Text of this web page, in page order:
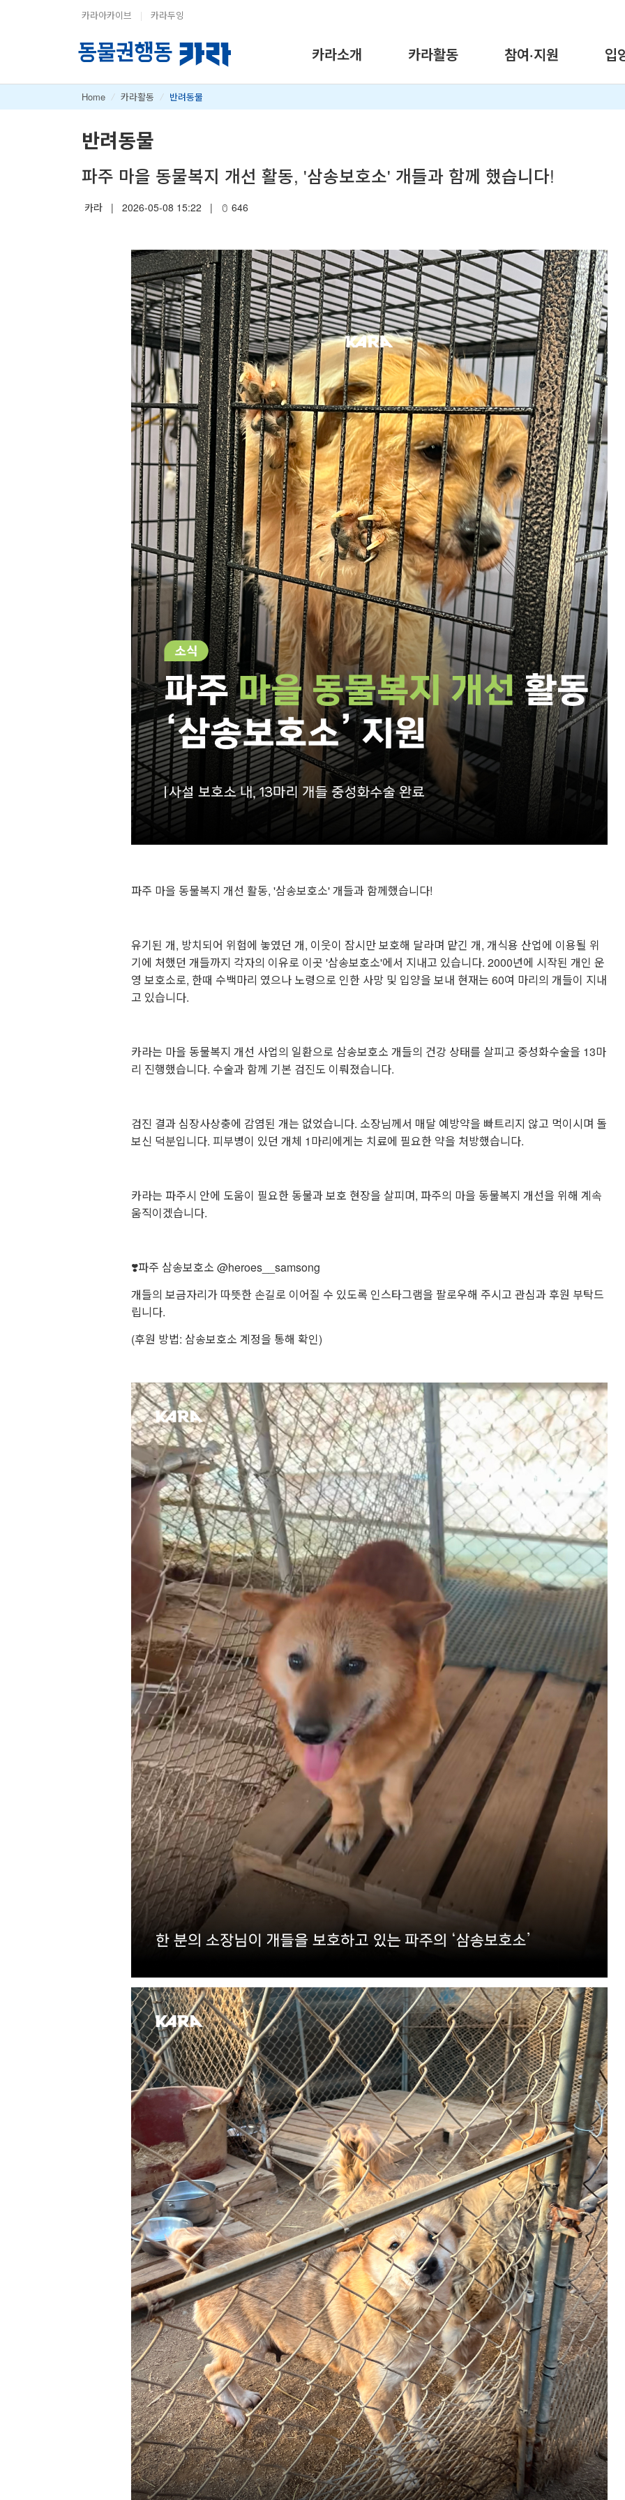
카라아카이브 | 카라두잉
카라소개 카라활동 참여·지원 입
Home / 카라활동 / 반려동물
반려동물
파주 마을 동물복지 개선 활동, '삼송보호소' 개들과 함께 했습니다!
카라 | 2026-05-08 15:22 | 646
파주 마을 동물복지 개선 활동, '삼송보호소' 개들과 함께했습니다!
유기된 개, 방치되어 위험에 놓였던 개, 이웃이 잠시만 보호해 달라며 맡긴 개, 개식용 산업에 이용될 위
기에 처했던 개들까지 각자의 이유로 이곳 '삼송보호소'에서 지내고 있습니다. 2000년에 시작된 개인 운
영 보호소로, 한때 수백마리 였으나 노령으로 인한 사망 및 입양을 보내 현재는 60여 마리의 개들이 지내
고 있습니다.
카라는 마을 동물복지 개선 사업의 일환으로 삼송보호소 개들의 건강 상태를 살피고 중성화수술을 13마
리 진행했습니다. 수술과 함께 기본 검진도 이뤄졌습니다.
검진 결과 심장사상충에 감염된 개는 없었습니다. 소장님께서 매달 예방약을 빠트리지 않고 먹이시며 돌
보신 덕분입니다. 피부병이 있던 개체 1마리에게는 치료에 필요한 약을 처방했습니다.
카라는 파주시 안에 도움이 필요한 동물과 보호 현장을 살피며, 파주의 마을 동물복지 개선을 위해 계속
움직이겠습니다.
❣️파주 삼송보호소 @heroes__samsong
개들의 보금자리가 따뜻한 손길로 이어질 수 있도록 인스타그램을 팔로우해 주시고 관심과 후원 부탁드
립니다.
(후원 방법: 삼송보호소 계정을 통해 확인)